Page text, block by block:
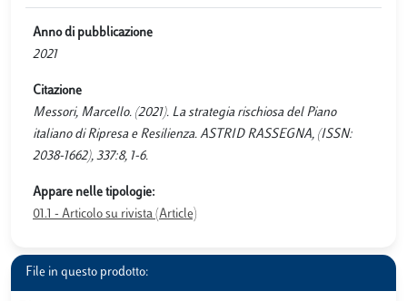
Anno di pubblicazione
2021
Citazione
Messori, Marcello. (2021). La strategia rischiosa del Piano
italiano di Ripresa e Resilienza. ASTRID RASSEGNA, (ISSN:
2038-1662), 337:8, 1-6.
Appare nelle tipologie:
01.1 - Articolo su rivista (Article)
File in questo prodotto: